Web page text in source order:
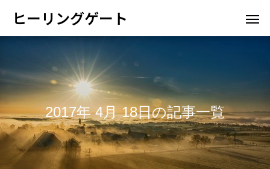
ヒーリングゲート
2017年 4月 18日の記事一覧